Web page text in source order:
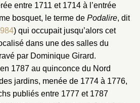
entre 1711 et 1714 à l’entrée
bosquet, le terme de Podalire, dit
) qui occupait jusqu’alors cet
dans une des salles du
par Dominique Girard.
1787 au quinconce du Nord
jardins, menée de 1774 à 1776,
publiés entre 1777 et 1787